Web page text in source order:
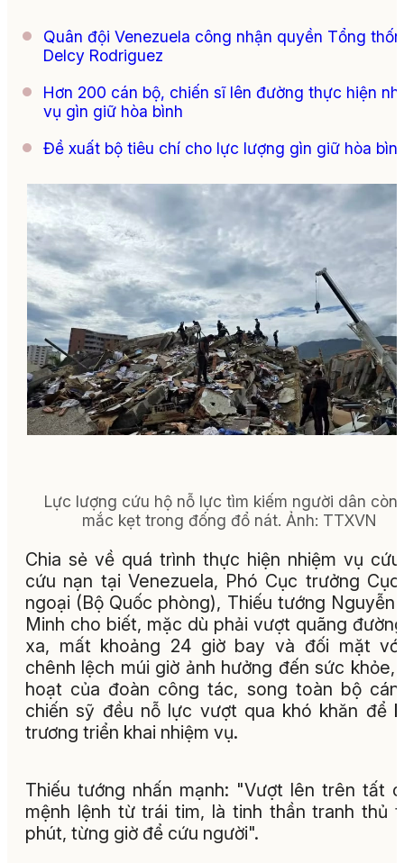
Quân đội Venezuela công nhận quyền Tổng
Delcy Rodriguez
Hơn 200 cán bộ, chiến sĩ lên đường thực hiện
vụ gìn giữ hòa bình
Đề xuất bộ tiêu chí cho lực lượng gìn giữ hòa
Lực lượng cứu hộ nỗ lực tìm kiếm người dân còn
mắc kẹt trong đống đổ nát. Ảnh: TTXVN
Chia sẻ về quá trình thực hiện nhiệm vụ
cứu nạn tại Venezuela, Phó Cục trưởng
ngoại (Bộ Quốc phòng), Thiếu tướng Nguyễn
Minh cho biết, mặc dù phải vượt quãng
xa, mất khoảng 24 giờ bay và đối mặt
chênh lệch múi giờ ảnh hưởng đến sức khỏe,
hoạt của đoàn công tác, song toàn bộ cán
chiến sỹ đều nỗ lực vượt qua khó khăn để
trương triển khai nhiệm vụ.
Thiếu tướng nhấn mạnh: "Vượt lên trên tất
mệnh lệnh từ trái tim, là tinh thần tranh thủ
phút, từng giờ để cứu người".